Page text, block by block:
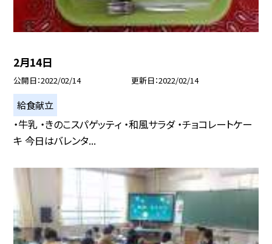
2月14日
公開日 2022/02/14 更新日 2022/02/14
給食献立
・牛乳 ・きのこスパゲッティ ・和風サラダ ・チョコレートケー
キ 今日はバレンタ...